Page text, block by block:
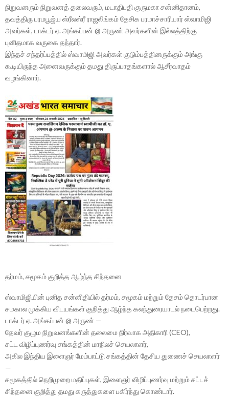
நிறுவனரும் நிறுவனத் தலைவரும், மடாதிபதி குருமகா சன்னிதானம்,
தவத்திரு பரமபூஜ்ய ஸ்ரீலஸ்ரீ ராஜலிங்கம் தேசிக பரமாச்சாரியார் ஸ்வாமிஜி
அவர்கள், டாக்டர் ஏ. அங்கப்பன் @ அருண் அவர்களின் இல்லத்திற்கு
புனிதமாக வருகை தந்தார்.
இந்தச் சந்தர்ப்பத்தில் ஸ்வாமிஜி அவர்கள் குடும்பத்தினருக்கும் அங்கு
கூடியிருந்த அனைவருக்கும் தமது திருப்பாதங்களால் ஆசீர்வாதம்
வழங்கினார்.
தர்மம், சமூகம் குறித்த ஆழ்ந்த சிந்தனை
ஸ்வாமிஜியின் புனித சன்னிதியில் தர்மம், சமூகம் மற்றும் தேசம் தொடர்பான
சமகால முக்கிய விடயங்கள் குறித்து ஆழ்ந்த கலந்துரையாடல் நடைபெற்றது.
டாக்டர் ஏ. அங்கப்பன் @ அருண் —
தேவர் குழும நிறுவனங்களின் தலைமை நிர்வாக அதிகாரி (CEO),
சட்ட விழிப்புணர்வு சங்கத்தின் மாநிலச் செயலாளர்,
அகில இந்திய இளைஞர் மேம்பாட்டு சங்கத்தின் தேசிய துணைச் செயலாளர்
—
சமூகத்தில் நெறிமுறை மதிப்புகள், இளைஞர் விழிப்புணர்வு மற்றும் சட்டச்
சிந்தனை குறித்து தமது கருத்துகளை பகிர்ந்து கொண்டார்.